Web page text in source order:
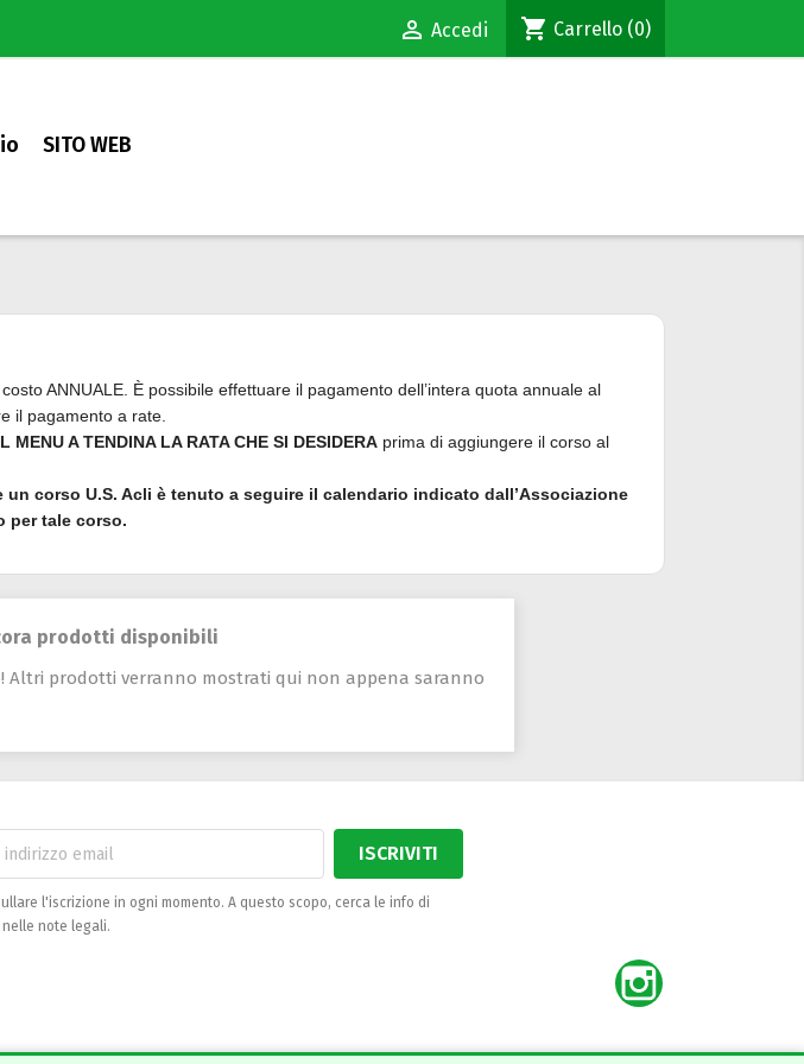
 Accedi shopping_cart Carrello (0)
SITO WEB
ANNUALE. È possibile effettuare il pagamento dell’intera quota annuale al
il pagamento a rate.
MENU A TENDINA LA RATA CHE SI DESIDERA prima di aggiungere il corso al
corso U.S. Acli è tenuto a seguire il calendario indicato dall’Associazione
per tale corso.
prodotti disponibili
Altri prodotti verranno mostrati qui non appena saranno
l'iscrizione in ogni momento. A questo scopo, cerca le info di
note legali.